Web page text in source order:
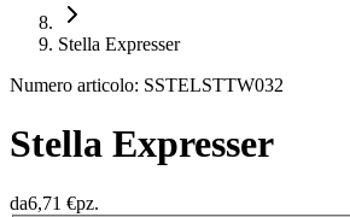
Stella Expresser
Numero articolo: SSTELSTTW032
Stella Expresser
da6,71 €pz.